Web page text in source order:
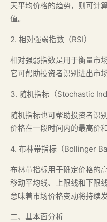
天平均价格的趋势，则可计
值。
2. 相对强弱指数（RSI）
相对强弱指数是用于衡量市
它可帮助投资者识别进出市
3. 随机指标（Stochastic
随机指标也可帮助投资者识
价格在一段时间内的最高价
4. 布林带指标（Bollinger
布林带指标用于确定价格的
移动平均线、上限线和下限
意味着市场价格变动将持续
二、基本面分析